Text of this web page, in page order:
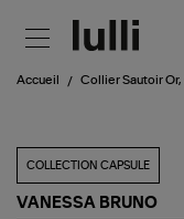
Accueil Collier Sautoir
COLLECTION CAPSULE
VANESSA BRUNO